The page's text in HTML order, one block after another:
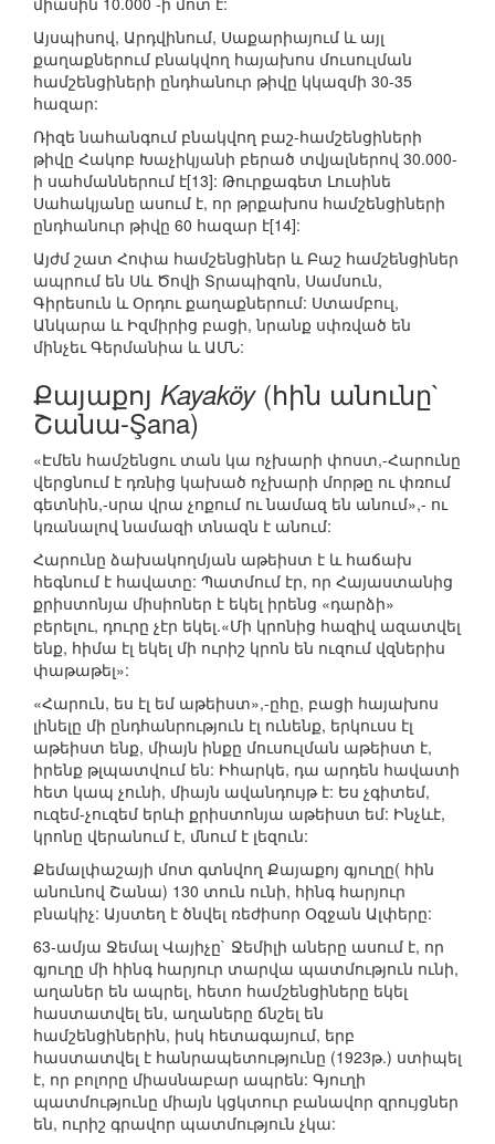
Այսպիսով, Արդվինում, Սաքարիայում և այլ
քաղաքներում բնակվող հայախոս մուսուլման
համշենցիների ընդհանուր թիվը կկազմի 30-35
հազար:
Ռիզե նահանգում բնակվող բաշ-համշենցիների
թիվը Հակոբ Խաչիկյանի բերած տվյալներով 30.000-
ի սահմաններում է[13]: Թուրքագետ Լուսինե
Սահակյանը ասում է, որ թրքախոս համշենցիների
ընդհանուր թիվը 60 հազար է[14]:
Այժմ շատ Հոփա համշենցիներ և Բաշ համշենցիներ
ապրում են Սև Ծովի Տրապիզոն, Սամսուն,
Գիրեսուն և Օրդու քաղաքներում: Ստամբուլ,
Անկարա և Իզմիրից բացի, նրանք սփռված են
մինչեւ Գերմանիա և ԱՄՆ:
Քայաքոյ Kayaköy(հին անունը`
Շանա-Şana)
«Էմեն համշենցու տան կա ոչխարի փոստ,-Հարունը
վերցնում է դռնից կախած ոչխարի մորթը ու փռում
գետնին,-սրա վրա չոքում ու նամազ են անում»,- ու
կռանալով նամազի տնազն է անում:
Հարունը ձախակողմյան աթեիստ է և հաճախ
հեգնում է հավատը: Պատմում էր, որ Հայաստանից
քրիստոնյա միսիոներ է եկել իրենց «դարձի»
բերելու, դուրը չէր եկել.«Մի կրոնից հազիվ ազատվել
ենք, հիմա էլ եկել մի ուրիշ կրոն են ուզում վզներիս
փաթաթել»:
«Հարուն, ես էլ եմ աթեիստ»,-ըհը, բացի հայախոս
լինելը մի ընդհանրություն էլ ունենք, երկուսս էլ
աթեիստ ենք, միայն ինքը մուսուլման աթեիստ է,
իրենք թլպատվում են: Իհարկե, դա արդեն հավատի
հետ կապ չունի, միայն ավանդույթ է: Ես չգիտեմ,
ուզեմ-չուզեմ երևի քրիստոնյա աթեիստ եմ: Ինչևէ,
կրոնը վերանում է, մնում է լեզուն:
Քեմալփաշայի մոտ գտնվող Քայաքոյ գյուղը( հին
անունով Շանա) 130 տուն ունի, հինգ հարյուր
բնակիչ: Այստեղ է ծնվել ռեժիսոր Օզջան Ալփերը:
63-ամյա Ջեմալ Վայիչը` Ջեմիլի աները ասում է, որ
գյուղը մի հինգ հարյուր տարվա պատմություն ունի,
աղաներ են ապրել, հետո համշենցիները եկել
հաստատվել են, աղաները ճնշել են
համշենցիներին, իսկ հետագայում, երբ
հաստատվել է հանրապետությունը (1923թ.) ստիպել
է, որ բոլորը միասնաբար ապրեն: Գյուղի
պատմությունը միայն կցկտուր բանավոր զրույցներ
են, ուրիշ գրավոր պատմություն չկա: